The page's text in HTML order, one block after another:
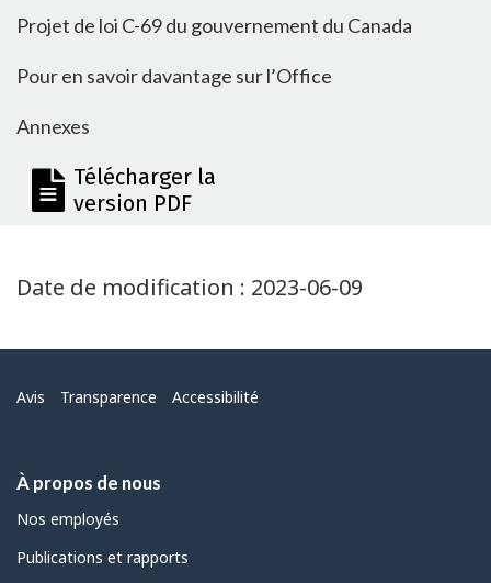
Projet de loi C-69 du gouvernement du Canada
Pour en savoir davantage sur l’Office
Annexes
Télécharger la
version PDF
Date de modification : 2023-06-09
Menu
Avis Transparence Accessibilité
À propos de nous
Nos employés
Publications et rapports